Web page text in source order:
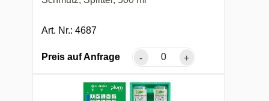
Art. Nr.: 4687
Preis auf Anfrage - +